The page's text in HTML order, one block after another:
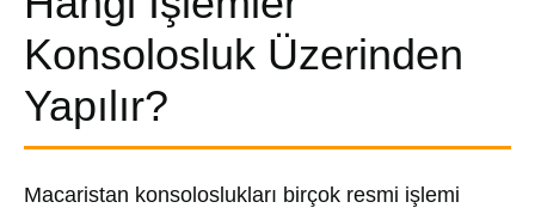
Konsolosluk Üzerinden
Yapılır?
Macaristan konsoloslukları birçok resmi işlemi